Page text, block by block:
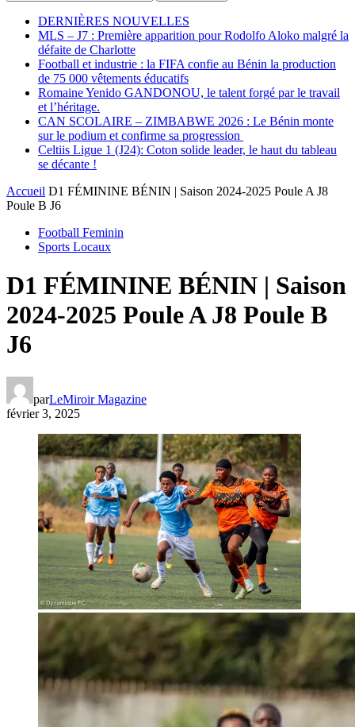
DERNIÈRES NOUVELLES
MLS – J7 : Première apparition pour Rodolfo Aloko malgré la
défaite de Charlotte
Football et industrie : la FIFA confie au Bénin la production
de 75 000 vêtements éducatifs
Romaine Yenido GANDONOU, le talent forgé par le travail
et l’héritage.
CAN SCOLAIRE – ZIMBABWE 2026 : Le Bénin monte
sur le podium et confirme sa progression
Celtiis Ligue 1 (J24): Coton solide leader, le haut du tableau
se décante !
Accueil D1 FÉMININE BÉNIN | Saison 2024-2025 Poule A J8
Poule B J6
Football Feminin
Sports Locaux
D1 FÉMININE BÉNIN | Saison
2024-2025 Poule A J8 Poule B
J6
parLeMiroir Magazine
février 3, 2025